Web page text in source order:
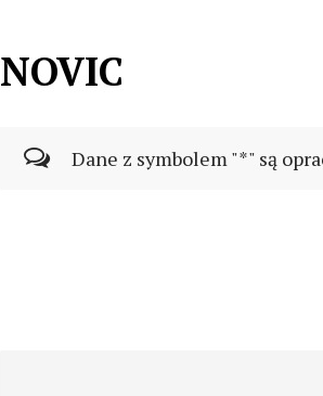
NOVIC
Dane z symbolem "*" są